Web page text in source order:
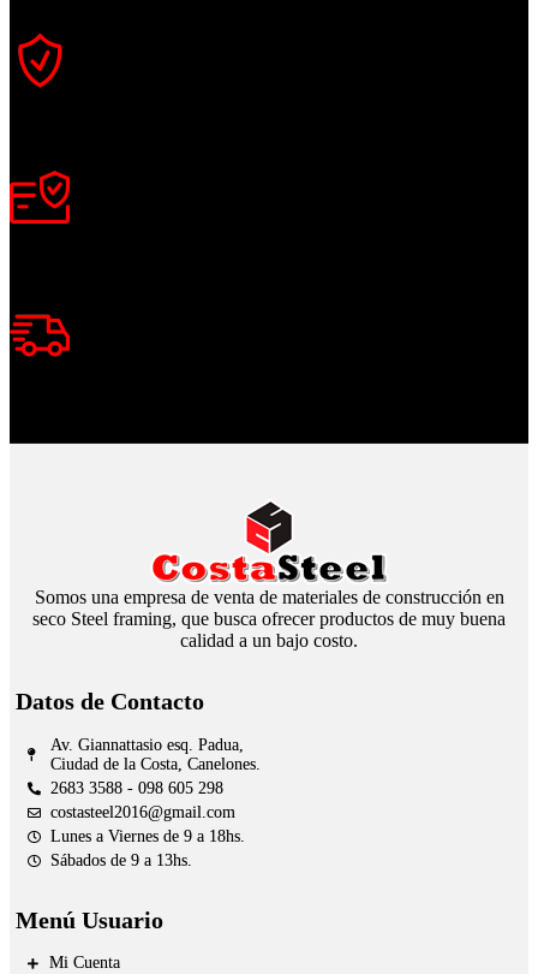
Somos una empresa de venta de materiales de construcción en
seco Steel framing, que busca ofrecer productos de muy buena
calidad a un bajo costo.
Datos de Contacto
Av. Giannattasio esq. Padua,
Ciudad de la Costa, Canelones.
2683 3588 - 098 605 298
costasteel2016@gmail.com
Lunes a Viernes de 9 a 18hs.
Sábados de 9 a 13hs.
Menú Usuario
Mi Cuenta